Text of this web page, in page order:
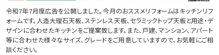
令和7年7月度広告を公開しました。今月のおススメリフォームはキッチンリフ
ォームです。人造大理石天板、ステンレス天板、セラミックトップ天板と用途・デ
ザインに合わせたキッチンをご提案致します。また、戸建、マンション、アパート
等に合わせた様々なサイズ、グレードをご用意していますので、お気軽にご相
談ください。